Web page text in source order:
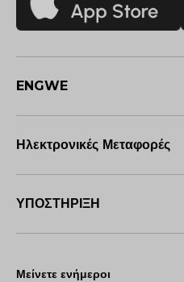
ENGWE
Ηλεκτρονικές Μεταφορές
ΥΠΟΣΤΗΡΙΞΗ
Μείνετε ενήμεροι